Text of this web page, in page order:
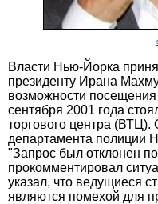
Власти Нью-Йорка
президенту Ирана
возможности посещения
сентября 2001 года
торгового центра (ВТЦ).
департамента полиции
"Запрос был отклонен
прокомментировал
указал, что ведущиеся
являются помехой для